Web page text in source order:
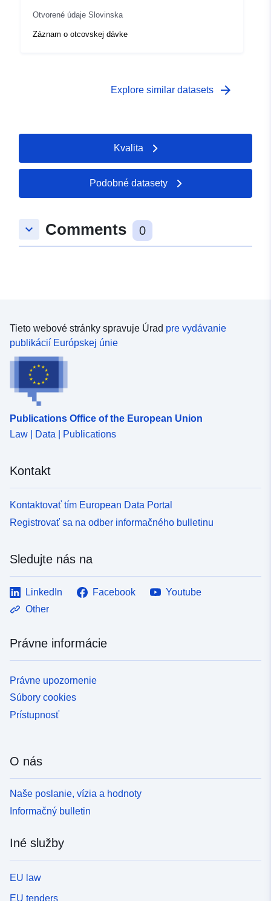
Otvorené údaje Slovinska
Záznam o otcovskej dávke
Explore similar datasets arrow_forward
Kvalita
Podobné datasety
keyboard_arrow_down Comments 0
Tieto webové stránky spravuje Úrad pre vydávanie
publikácií Európskej únie
Publications Office of the European Union
Law | Data | Publications
Kontakt
Kontaktovať tím European Data Portal
Registrovať sa na odber informačného bulletinu
Sledujte nás na
LinkedIn Facebook
Youtube
Other
Právne informácie
Právne upozornenie
Súbory cookies
Prístupnosť
O nás
Naše poslanie, vízia a hodnoty
Informačný bulletin
Iné služby
EU law
EU tenders